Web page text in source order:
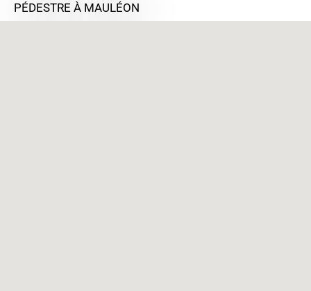
PÉDESTRE À MAULÉON